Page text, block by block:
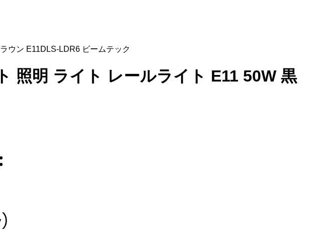
ウン E11DLS-LDR6 ビームテック
照明 ライト レールライト E11 50W 黒